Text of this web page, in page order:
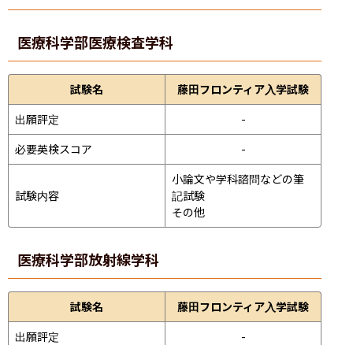
医療科学部医療検査学科
試験名
藤田フロンティア入学試験
出願評定
-
必要英検スコア
-
試験内容
小論文や学科諮問などの筆
記試験
その他
医療科学部放射線学科
試験名
藤田フロンティア入学試験
出願評定
-